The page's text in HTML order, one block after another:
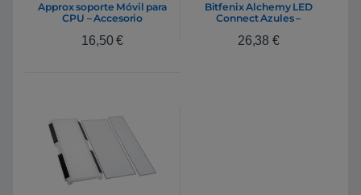
Approx soporte Móvil para
CPU – Accesorio
16,50€
Bitfenix Alchemy LED
Connect Azules –
26,38 €